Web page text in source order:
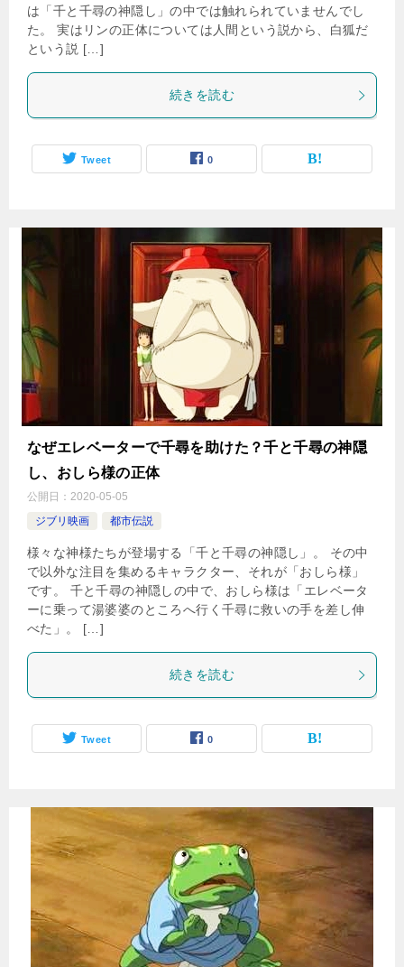
は「千と千尋の神隠し」の中では触れられていませんでし
た。 実はリンの正体については人間という説から、白狐だ
という説 […]
続きを読む
Tweet 0
なぜエレベーターで千尋を助けた？千と千尋の神隠
し、おしら様の正体
公開日： 2020-05-05
ジブリ映画
都市伝説
様々な神様たちが登場する「千と千尋の神隠し」。 その中
で以外な注目を集めるキャラクター、それが「おしら様」
です。 千と千尋の神隠しの中で、おしら様は「エレベータ
ーに乗って湯婆婆のところへ行く千尋に救いの手を差し伸
べた」。 […]
続きを読む
Tweet 0